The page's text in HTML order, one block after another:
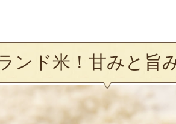
ンド米！甘みと旨